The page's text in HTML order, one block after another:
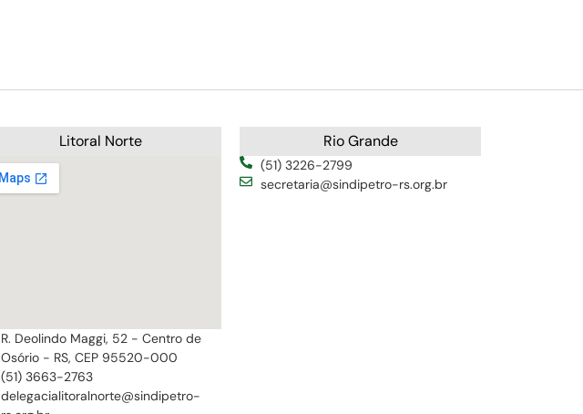
Litoral Norte
R. Deolindo Maggi, 52 - Centro de
Osório - RS, CEP 95520-000
(51) 3663-2763
delegacialitoralnorte@sindipetro-
Rio Grande
(51) 3226-2799
secretaria@sindipetro-rs.org.br